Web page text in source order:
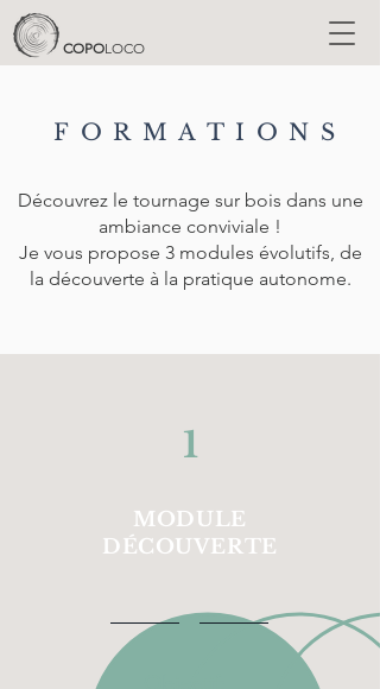
COPOLOCO
FORMATIONS
Découvrez le tournage sur bois dans une
ambiance conviviale !
Je vous propose 3 modules évolutifs, de
la découverte à la pratique autonome.
1
MODULE
DÉCOUVERTE